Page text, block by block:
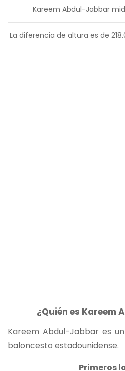
Kareem Abdul-Jabbar
La diferencia de altura es de
¿Quién es Kareem
Kareem Abdul-Jabbar es
baloncesto estadounidense.
Primeros